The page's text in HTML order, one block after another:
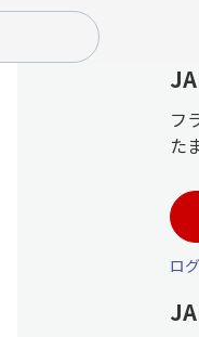
モバイルバッテリー
するルール変更に
降）
にご注意くださいフ
た
ロ